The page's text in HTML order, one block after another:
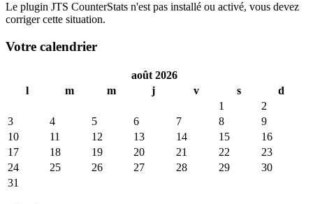
Le plugin JTS CounterStats n'est pas installé ou activé, vous devez
corriger cette situation.
Votre calendrier
août 2026
l
m m j v s
d
1
2
3
4 5 6 7 8
9
10
11 12 13 14 15
16
17
18 19 20 21 22
23
24
25 26 27 28 29
30
31